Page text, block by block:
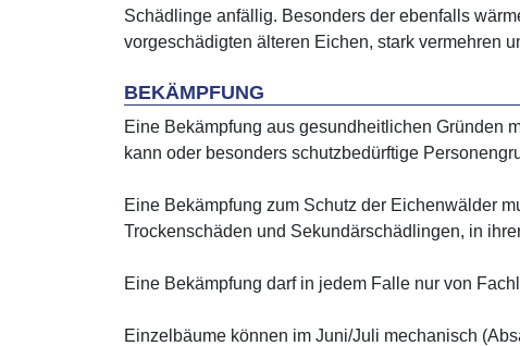
Schädlinge anfällig. Besonders der ebenfalls
vorgeschädigten älteren Eichen, stark vermehren
BEKÄMPFUNG
Eine Bekämpfung aus gesundheitlichen Gründen
kann oder besonders schutzbedürftige
Eine Bekämpfung zum Schutz der Eichenwälder
Trockenschäden und Sekundärschädlingen, in
Eine Bekämpfung darf in jedem Falle nur von
Einzelbäume können im Juni/Juli mechanisch